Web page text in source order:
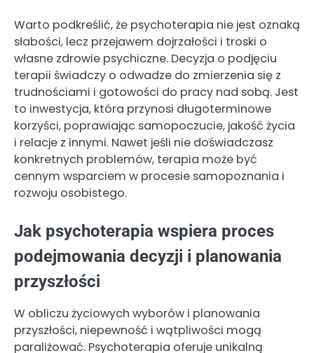
Warto podkreślić, że psychoterapia nie jest oznaką
słabości, lecz przejawem dojrzałości i troski o
własne zdrowie psychiczne. Decyzja o podjęciu
terapii świadczy o odwadze do zmierzenia się z
trudnościami i gotowości do pracy nad sobą. Jest
to inwestycja, która przynosi długoterminowe
korzyści, poprawiając samopoczucie, jakość życia
i relacje z innymi. Nawet jeśli nie doświadczasz
konkretnych problemów, terapia może być
cennym wsparciem w procesie samopoznania i
rozwoju osobistego.
Jak psychoterapia wspiera proces
podejmowania decyzji i planowania
przyszłości
W obliczu życiowych wyborów i planowania
przyszłości, niepewność i wątpliwości mogą
paraliżować. Psychoterapia oferuje unikalną